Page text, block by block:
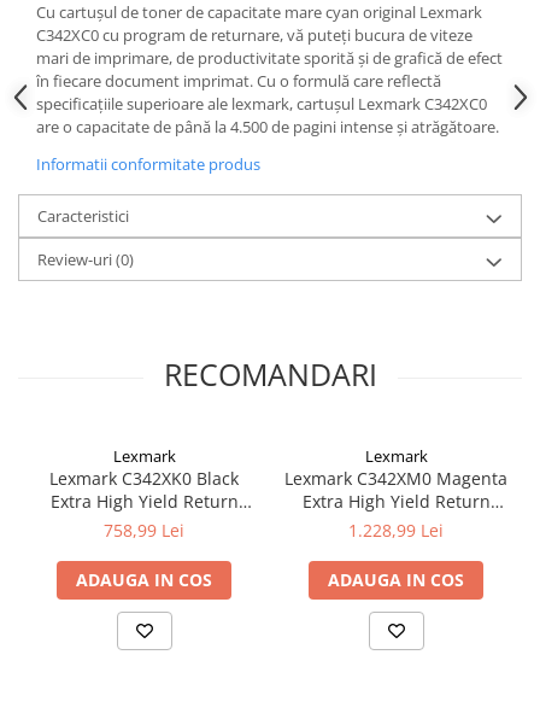
Cu cartușul de toner de capacitate mare cyan original Lexmark
C342XC0 cu program de returnare, vă puteți bucura de viteze
mari de imprimare, de productivitate sporită și de grafică de efect
în fiecare document imprimat. Cu o formulă care reflectă
specificațiile superioare ale lexmark, cartușul Lexmark C342XC0
are o capacitate de până la 4.500 de pagini intense și atrăgătoare.
Informatii conformitate produs
Caracteristici
Review-uri(0)
RECOMANDARI
Lexmark
Lexmark C342XK0 Black
Extra High Yield Return
Programme Print Cartridge
MC3426adw
758,99 Lei
ADAUGA IN COS
Lexmark
Lexmark C342XM0 Magenta
Extra High Yield Return
Programme Print Cartridge
MC3426adw
1.228,99 Lei
ADAUGA IN COS